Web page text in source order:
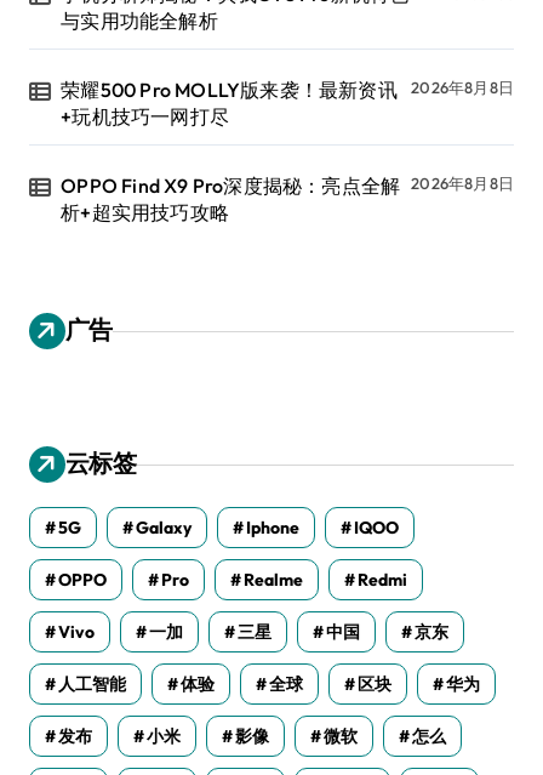
与实用功能全解析
荣耀500 Pro MOLLY版来袭！最新资讯
+玩机技巧一网打尽
2026年8月8日
OPPO Find X9 Pro深度揭秘：亮点全解
析+超实用技巧攻略
2026年8月8日
广告
云标签
5G Galaxy Iphone IQOO
OPPO Pro Realme Redmi
Vivo 一加 三星 中国 京东
人工智能 体验 全球 区块 华为
发布 小米 影像 微软 怎么